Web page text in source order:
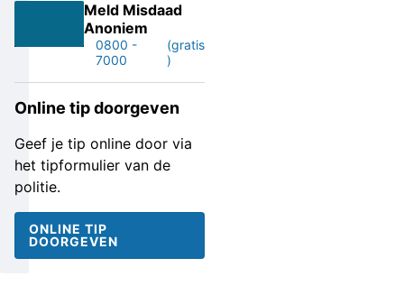
Meld Misdaad
Anoniem
0800 -
7000
(gratis
)
Online tip doorgeven
Geef je tip online door via
het tipformulier van de
politie.
ONLINE TIP
DOORGEVEN